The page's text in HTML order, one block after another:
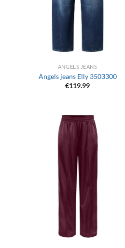
ANGELS JEANS
Angels jeans Elly 3503300
€119.99